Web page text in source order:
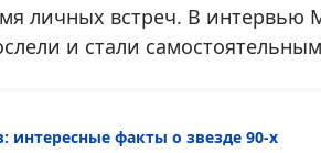
личных встреч. В интервью
и стали
интересные факты о звезде 90-х